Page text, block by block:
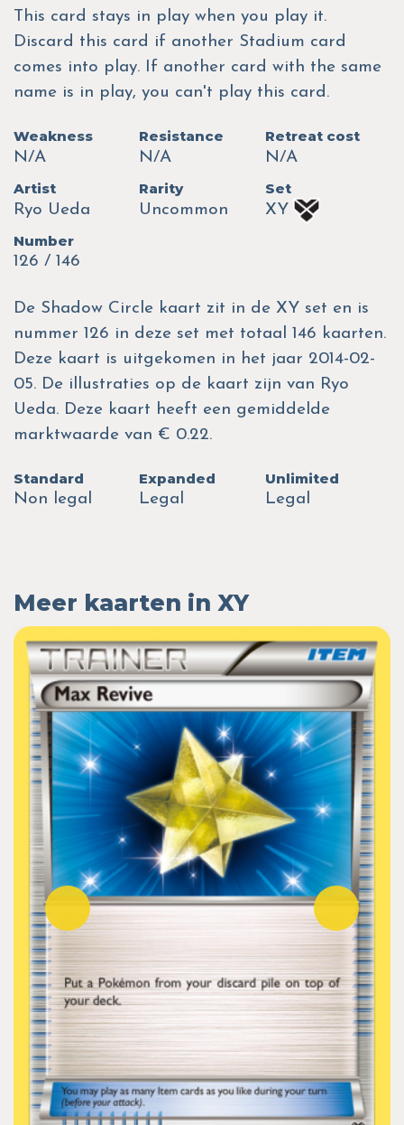
This card stays in play when you play it.
Discard this card if another Stadium card
comes into play. If another card with the same
name is in play, you can't play this card.
Weakness
N/A
Resistance
N/A
Retreat cost
N/A
Artist
Ryo Ueda
Rarity
Uncommon
Set
XY
Number
126 / 146
De Shadow Circle kaart zit in de XY set en is
nummer 126 in deze set met totaal 146 kaarten.
Deze kaart is uitgekomen in het jaar 2014-02-
05. De illustraties op de kaart zijn van Ryo
Ueda. Deze kaart heeft een gemiddelde
marktwaarde van € 0.22.
Standard
Non legal
Expanded
Legal
Unlimited
Legal
Meer kaarten in XY